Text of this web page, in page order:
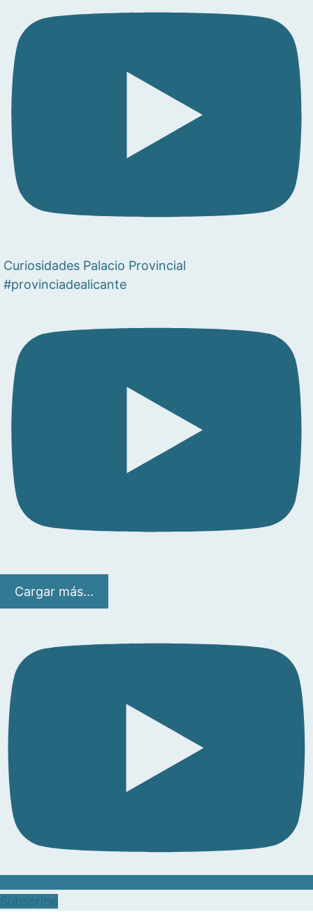
Curiosidades Palacio Provincial
#provinciadealicante
Cargar más...